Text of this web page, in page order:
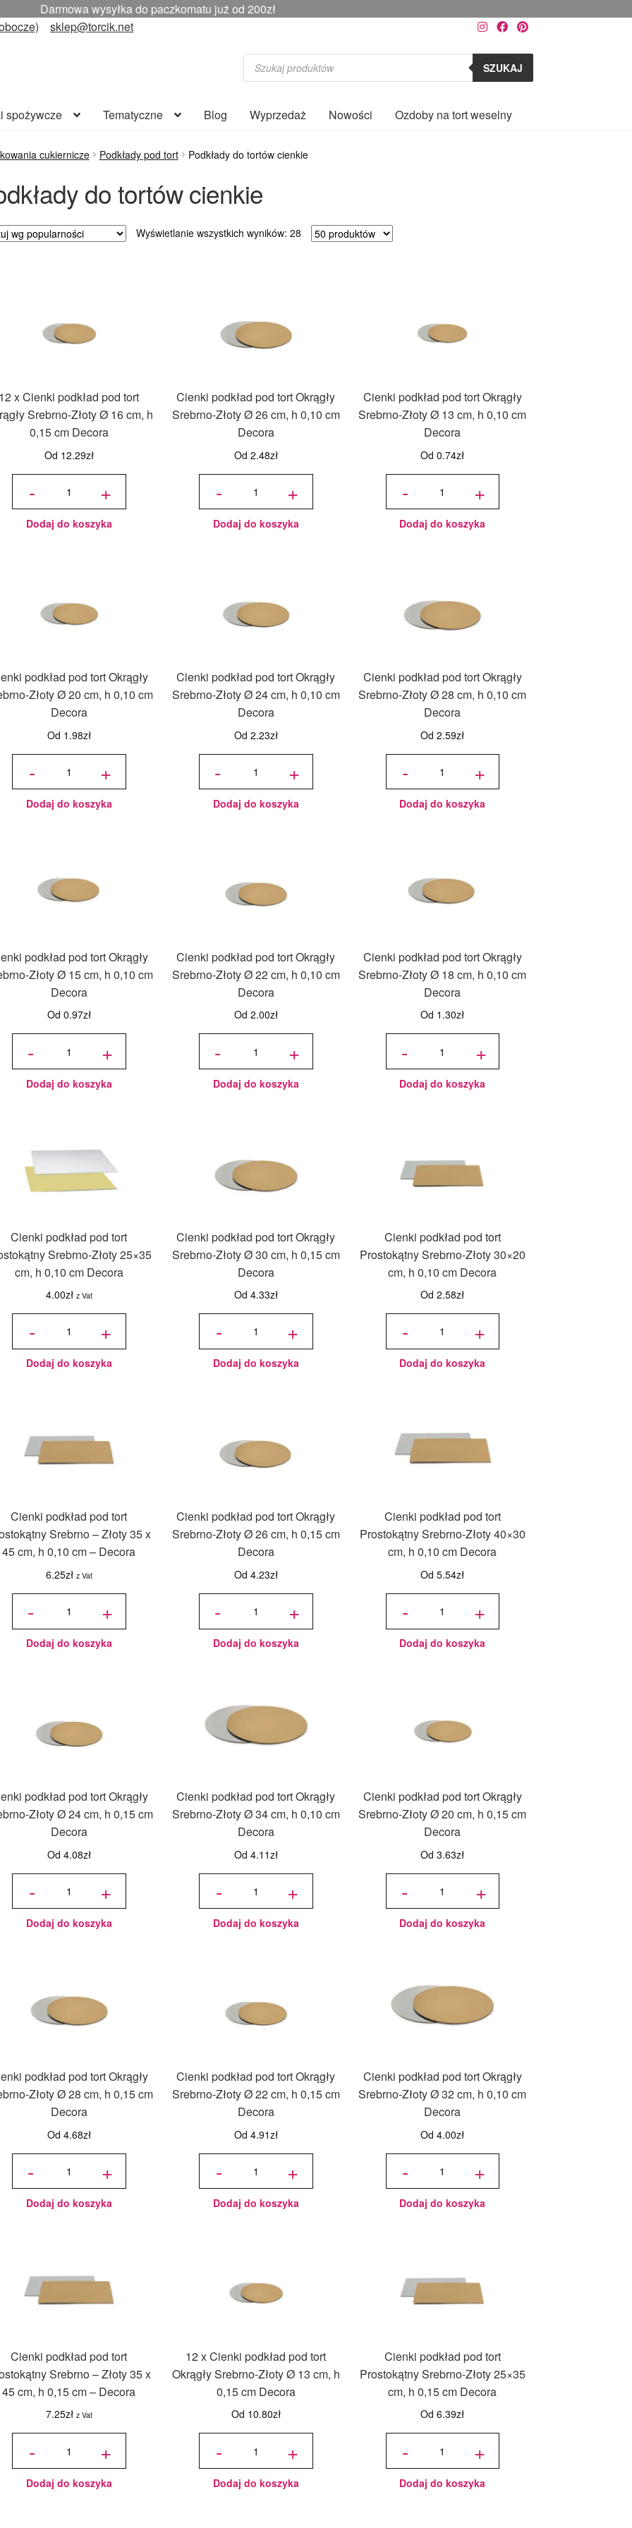
naszej PISTACJI? Wszyscy mówią, że jest genialna! Przekonaj się sama;)
sklep@torcik.net
Wyszukiwarka
produktów SZUKAJ
spożywcze Tematyczne Blog Wyprzedaż Nowości Ozdoby na tort weselny
cukiernicze Podkłady pod tort Podkłady do tortów cienkie
do tortów cienkie
Wyświetlanie wszystkich wyników: 28Posortowane
x Cienki podkład pod tort
Srebrno-Złoty Ø 16 cm, h
0,15 cm Decora
Od 12.29zł
-
ilość 12
pod tort
Okrągły
Złoty Ø
16 cm, h
Decora
+
Dodaj do koszyka
Cienki podkład pod tort Okrągły
Srebrno-Złoty Ø 26 cm, h 0,10 cm
Decora
Od 2.48zł
-
ilość
pod tort
Okrągły
Złoty Ø
26 cm, h
Decora
+
Dodaj do koszyka
Cienki podkład pod tort Okrągły
Srebrno-Złoty Ø 13 cm, h 0,10 cm
Decora
Od0.74zł
-
ilość
pod tort
Okrągły
Złoty Ø
13 cm, h
Decora
+
Dodaj do koszyka
podkład pod tort Okrągły
Złoty Ø 20 cm, h 0,10 cm
Decora
Od 1.98zł
-
ilość
pod tort
Okrągły
Złoty Ø
20 cm, h
Decora
+
Dodaj do koszyka
Cienki podkład pod tort Okrągły
Srebrno-Złoty Ø 24 cm, h 0,10 cm
Decora
Od 2.23zł
-
ilość
pod tort
Okrągły
Złoty Ø
24 cm, h
Decora
+
Dodaj do koszyka
Cienki podkład pod tort Okrągły
Srebrno-Złoty Ø 28 cm, h 0,10 cm
Decora
Od2.59zł
-
ilość
pod tort
Okrągły
Złoty Ø
28 cm, h
Decora
+
Dodaj do koszyka
podkład pod tort Okrągły
Złoty Ø 15 cm, h 0,10 cm
Decora
Od 0.97zł
-
ilość
pod tort
Okrągły
Złoty Ø
15 cm, h
Decora
+
Dodaj do koszyka
Cienki podkład pod tort Okrągły
Srebrno-Złoty Ø 22 cm, h 0,10 cm
Decora
Od 2.00zł
-
ilość
pod tort
Okrągły
Złoty Ø
22 cm, h
Decora
+
Dodaj do koszyka
Cienki podkład pod tort Okrągły
Srebrno-Złoty Ø 18 cm, h 0,10 cm
Decora
Od 1.30zł
-
ilość
pod tort
Okrągły
Złoty Ø
18 cm, h
Decora
+
Dodaj do koszyka
Cienki podkład pod tort
Srebrno-Złoty 25×35
cm, h 0,10 cm Decora
4.00zł z Vat
-
ilość Cienki
Prostokątny
Srebrno-
cm, h 0,10
cm Decora
+
Dodaj do koszyka
Cienki podkład pod tort Okrągły
Srebrno-Złoty Ø 30 cm, h 0,15 cm
Decora
Od 4.33zł
-
ilość
pod tort
Okrągły
Złoty Ø
30 cm, h
Decora
+
Dodaj do koszyka
Cienki podkład pod tort
Prostokątny Srebrno-Złoty 30×20
cm, h 0,10 cm Decora
Od2.58zł
-
ilość Cienki
Prostokątny
Srebrno-
cm, h 0,10
cm Decora
+
Dodaj do koszyka
Cienki podkład pod tort
Srebrno – Złoty 35 x
45 cm, h 0,10 cm – Decora
6.25zł z Vat
-
ilość Cienki
Prostokątny
Srebrno -
0,10 cm -
+
Dodaj do koszyka
Cienki podkład pod tort Okrągły
Srebrno-Złoty Ø 26 cm, h 0,15 cm
Decora
Od 4.23zł
-
ilość
pod tort
Okrągły
26 cm, h
Decora
+
Dodaj do koszyka
Cienki podkład pod tort
Prostokątny Srebrno-Złoty 40×30
cm, h 0,10 cm Decora
Od5.54zł
-
ilość Cienki
Prostokątny
Srebrno-
cm Decora
+
Dodaj do koszyka
podkład pod tort Okrągły
Złoty Ø 24 cm, h 0,15 cm
Decora
Od 4.08zł
-
ilość
pod tort
Okrągły
Złoty Ø
24 cm, h
Decora
+
Dodaj do koszyka
Cienki podkład pod tort Okrągły
Srebrno-Złoty Ø 34 cm, h 0,10 cm
Decora
Od 4.11zł
-
ilość
pod tort
Okrągły
Złoty Ø
34 cm, h
Decora
+
Dodaj do koszyka
Cienki podkład pod tort Okrągły
Srebrno-Złoty Ø 20 cm, h 0,15 cm
Decora
Od3.63zł
-
ilość
pod tort
Okrągły
Złoty Ø
20 cm, h
Decora
+
Dodaj do koszyka
podkład pod tort Okrągły
Złoty Ø 28 cm, h 0,15 cm
Decora
Od 4.68zł
-
ilość
pod tort
Okrągły
Złoty Ø
28 cm, h
Decora
+
Dodaj do koszyka
Cienki podkład pod tort Okrągły
Srebrno-Złoty Ø 22 cm, h 0,15 cm
Decora
Od 4.91zł
-
ilość
pod tort
Okrągły
Złoty Ø
22 cm, h
Decora
+
Dodaj do koszyka
Cienki podkład pod tort Okrągły
Srebrno-Złoty Ø 32 cm, h 0,10 cm
Decora
Od4.00zł
-
ilość
pod tort
Okrągły
Złoty Ø
32 cm, h
Decora
+
Dodaj do koszyka
Cienki podkład pod tort
Srebrno – Złoty 35 x
45 cm, h 0,15 cm – Decora
7.25zł z Vat
-
ilość Cienki
Prostokątny
Srebrno -
45 cm, h
0,15 cm -
+
Dodaj do koszyka
12 x Cienki podkład pod tort
Okrągły Srebrno-Złoty Ø 13 cm, h
0,15 cm Decora
Od 10.80zł
-
ilość 12
pod tort
Okrągły
Złoty Ø
13 cm, h
Decora
+
Dodaj do koszyka
Cienki podkład pod tort
Prostokątny Srebrno-Złoty 25×35
cm, h 0,15 cm Decora
Od6.39zł
-
ilość Cienki
Prostokątny
Srebrno-
cm, h 0,15
cm Decora
+
Dodaj do koszyka